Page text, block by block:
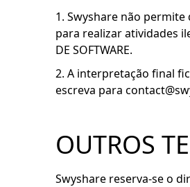
1. Swyshare não permite
para realizar atividades
DE SOFTWARE.
2. A interpretação final
escreva para
OUTROS
Swyshare reserva-se o